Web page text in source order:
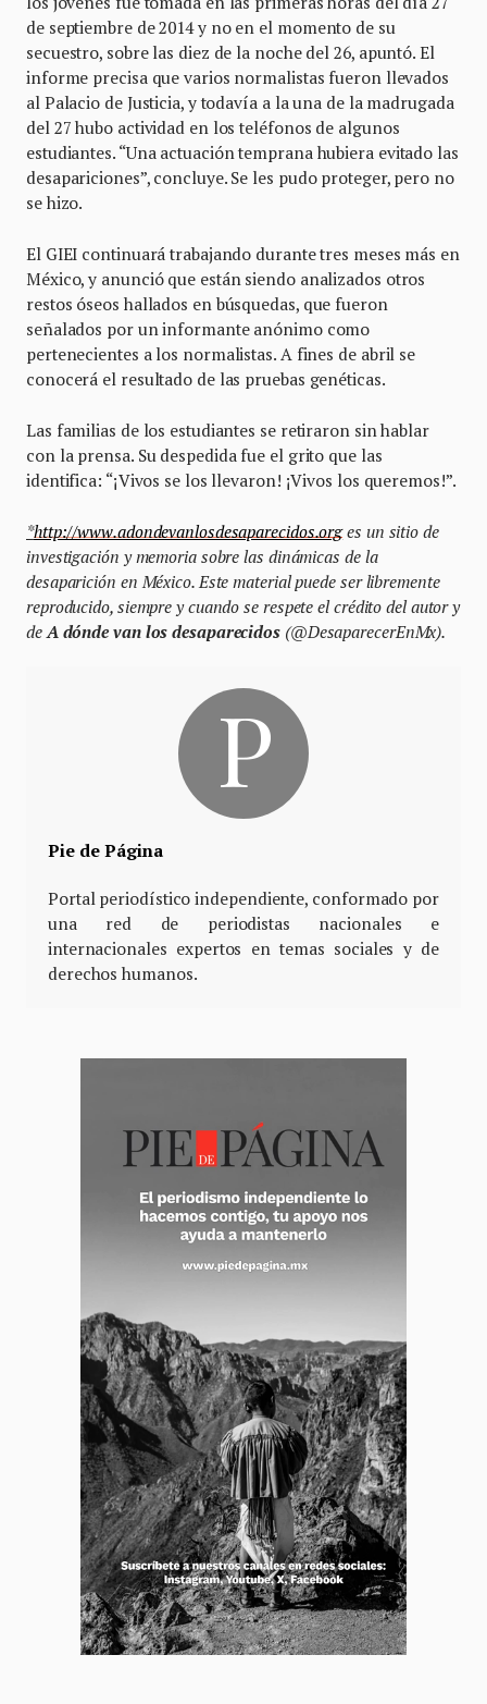
de septiembre de 2014 y no en el momento de su
secuestro, sobre las diez de la noche del 26, apuntó. El
informe precisa que varios normalistas fueron llevados
al Palacio de Justicia, y todavía a la una de la madrugada
del 27 hubo actividad en los teléfonos de algunos
estudiantes. “Una actuación temprana hubiera evitado las
desapariciones”, concluye. Se les pudo proteger, pero no
se hizo.
El GIEI continuará trabajando durante tres meses más en
México, y anunció que están siendo analizados otros
restos óseos hallados en búsquedas, que fueron
señalados por un informante anónimo como
pertenecientes a los normalistas. A fines de abril se
conocerá el resultado de las pruebas genéticas.
Las familias de los estudiantes se retiraron sin hablar
con la prensa. Su despedida fue el grito que las
identifica: “¡Vivos se los llevaron! ¡Vivos los queremos!”.
*http://www.adondevanlosdesaparecidos.orges un sitio de
investigación y memoria sobre las dinámicas de la
desaparición en México. Este material puede ser libremente
reproducido, siempre y cuando se respete el crédito del autor y
de A dónde van los desaparecidos (@DesaparecerEnMx).
Pie de Página
Portal periodístico independiente, conformado por
una red de periodistas nacionales e
internacionales expertos en temas sociales y de
derechos humanos.